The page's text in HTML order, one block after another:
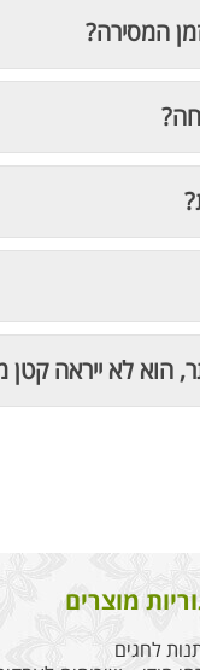
המסירה?
הוא לא ייראה קטן
מוצרים
לחגים